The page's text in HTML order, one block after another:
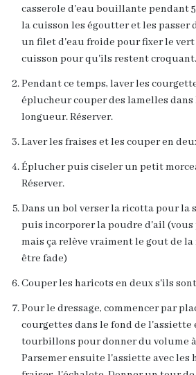
casserole d'eau bouillante pendant
la cuisson les égoutter et les passer
un filet d'eau froide pour fixer le
cuisson pour qu'ils restent croquant.
Pendant ce temps, laver les
éplucheur couper des lamelles dans
longueur. Réserver.
Laver les fraises et les couper en
Éplucher puis ciseler un petit
Réserver.
Dans un bol verser la ricotta pour la
puis incorporer la poudre d'ail (vous
mais ça relève vraiment le gout de
être fade)
Couper les haricots en deux s'ils
Pour le dressage, commencer par
courgettes dans le fond de l'assiette
tourbillons pour donner du volume
Parsemer ensuite l'assiette avec les